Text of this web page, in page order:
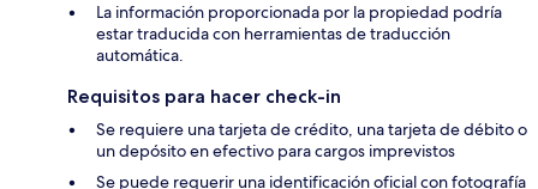
La información proporcionada por la propiedad podría
estar traducida con herramientas de traducción
automática.
Requisitos para hacer check-in
Se requiere una tarjeta de crédito, una tarjeta de débito o
un depósito en efectivo para cargos imprevistos
Se puede requerir una identificación oficial con fotografía